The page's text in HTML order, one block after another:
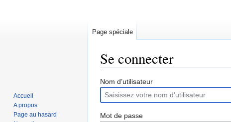
Se connecter
Aller
la
navigation
Aller
la
recherche
Nom d’utilisateur
Mot de passe
Page spéciale
Accueil
A propos
Page au hasard